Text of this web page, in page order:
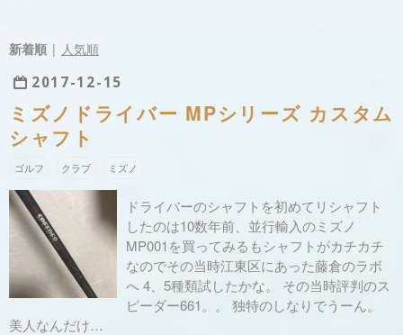
新着順
人気順
2017-12- 15
ミズノドライバー MPシリーズ カスタム
シャフト
ゴルフ クラブ ミズノ
ドライバーのシャフトを初めてリシャフト
したのは10数年前、並行輸入のミズノ
MP001を買ってみるもシャフトがカチカチ
なのでその当時江東区にあった藤倉のラボ
へ 4、5種類試したかな。 その当時評判のス
ピーダー661。。 独特のしなりでうーん。
美人なんだけ…